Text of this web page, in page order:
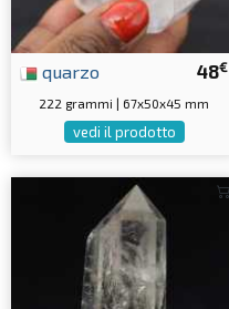
48€
quarzo
222 grammi | 67x50x45 mm
vedi il prodotto